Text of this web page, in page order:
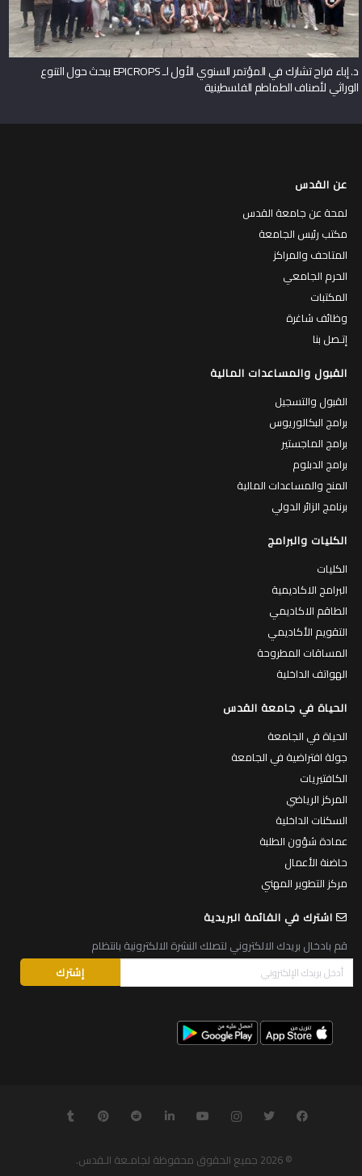
د. إباء فراح تشارك في المؤتمر السنوي الأول لـ EPICROPS ببحث حول التنوع
الوراثي لأصناف الطماطم الفلسطينية
عن القدس
لمحة عن جامعة القدس
مكتب رئيس الجامعة
المتاحف والمراكز
الحرم الجامعي
المكتبات
وظائف شاغرة
إتـصل بنا
القبول والمساعدات المالية
القبول والتسجيل
برامج البكالوريوس
برامج الماجستير
برامج الدبلوم
المنح والمساعدات المالية
برنامج الزائر الدولي
الكليات والبرامج
الكليات
البرامج الاكاديمية
الطاقم الاكاديمي
التقويم الأكاديمي
المساقات المطروحة
الهواتف الداخلية
الحياة في جامعة القدس
الحياة في الجامعة
جولة افتراضية في الجامعة
الكافتيريات
المركز الرياضي
السكنات الداخلية
عمادة شؤون الطلبة
حاضنة الأعمال
مركز التطوير المهني
اشترك في القائمة البريدية
قم بادخال بريدك الالكتروني لتصلك النشرة الالكترونية بانتظام
© 2026 جميع الحقوق محفوظة لجامـعة الـقدس.